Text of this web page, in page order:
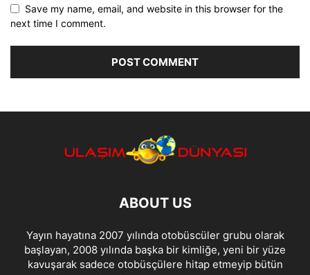
Save my name, email, and website in this browser for the
next time I comment.
ABOUT US
Yayın hayatına 2007 yılında otobüscüler grubu olarak
başlayan, 2008 yılında başka bir kimliğe, yeni bir yüze
kavuşarak sadece otobüsçülere hitap etmeyip bütün